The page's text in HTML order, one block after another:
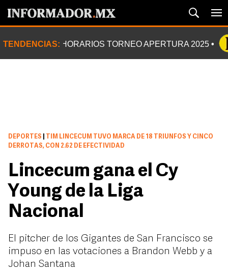
TENDENCIAS: HORARIOS TORNEO APERTURA 2025
DEPORTES
TIM LINCECUM TUVO MARCA DE 18 TRIUNFOS Y CINCO
DERROTAS, CON 2.62 DE EFECTIVIDAD
Lincecum gana el Cy
Young de la Liga
Nacional
El pitcher de los Gigantes de San Francisco se
impuso en las votaciones a Brandon Webb y a
Johan Santana